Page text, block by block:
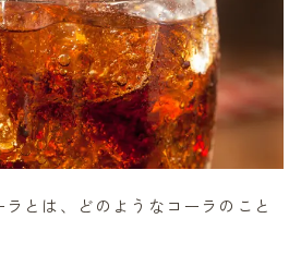
のレシピ
準備】
にかける】
を作る】
し、冷蔵庫で一晩寝かす】
って飲む】
とは、どのようなコーラのこと